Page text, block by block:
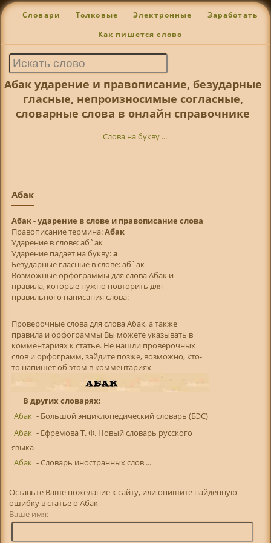
Словари Толковые Электронные Заработать
Как пишется слово
Абак ударение и правописание, безударные
гласные, непроизносимые согласные,
словарные слова в онлайн справочнике
Слова на букву ...
Абак
Абак - ударение в слове и правописание слова
Правописание термина:Абак
Ударение в слове: аб`ак
Ударение падает на букву:а
Безударные гласные в слове:аб`ак
Возможные орфограммы для слова Абак и
правила, которые нужно повторить для
правильного написания слова:
Проверочные слова для слова Абак, а также
правила и орфограммы Вы можете указывать в
комментариях к статье. Не нашли проверочных
слов и орфограмм, зайдите позже, возможно, кто-
то напишет об этом в комментариях
В других словарях:
Абак - Большой энциклопедический словарь (БЭС)
Абак - Ефремова Т. Ф. Новый словарь русского
языка
Абак - Словарь иностранных слов ...
Оставьте Ваше пожелание к сайту, или опишите найденную
ошибку в статье о Абак
Ваше имя: